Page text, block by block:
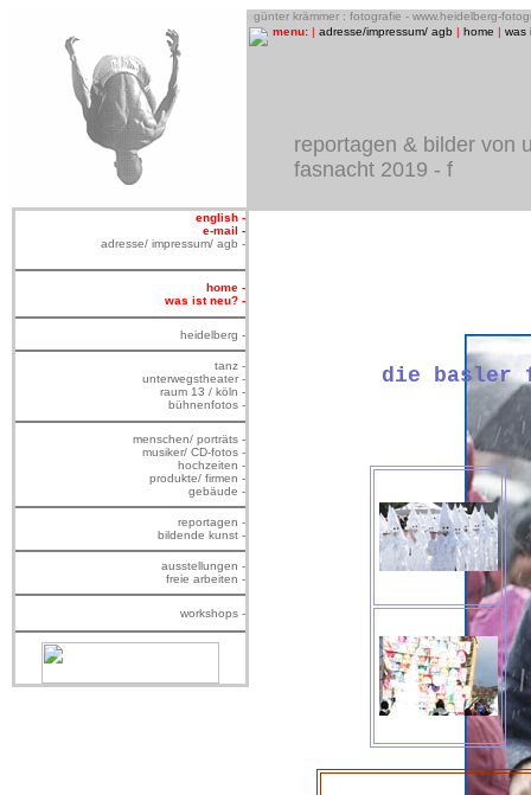
günter krämmer : fotografie - www.heidelberg-
menu: | adresse/impressum/ agb | home | was
reportagen & bilder von
fasnacht 2019 - f
die basler
english -
e-mail -
adresse/ impressum/ agb -
home -
was ist neu? -
heidelberg -
tanz -
unterwegstheater -
raum 13 / köln -
bühnenfotos -
menschen/ porträts -
musiker/ CD-fotos -
hochzeiten -
produkte/ firmen -
gebäude -
reportagen -
bildende kunst -
ausstellungen -
freie arbeiten -
workshops -